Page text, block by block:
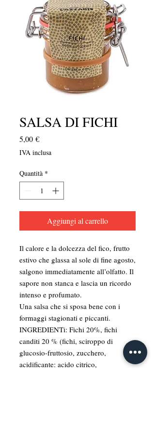
SALSA DI FICHI
5,00 €Prezzo
IVA inclusa
Quantità *
Aggiungi al carrello
Il calore e la dolcezza del fico, frutto
estivo che glassa al sole di fine agosto,
salgono immediatamente all’olfatto. Il
sapore non stanca e lascia un ricordo
intenso e profumato.
Una salsa che si sposa bene con i
formaggi stagionati e piccanti.
INGREDIENTi: Fichi 20%, fichi
canditi 20 % (fichi, sciroppo di
glucosio-fruttosio, zucchero,
acidificante: acido citrico,